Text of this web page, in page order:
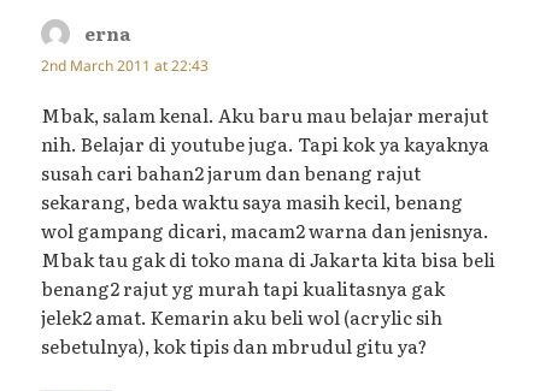
erna
2nd March 2011 at 22:43
Mbak, salam kenal. Aku baru mau belajar merajut
nih. Belajar di youtube juga. Tapi kok ya kayaknya
susah cari bahan2 jarum dan benang rajut
sekarang, beda waktu saya masih kecil, benang
wol gampang dicari, macam2 warna dan jenisnya.
Mbak tau gak di toko mana di Jakarta kita bisa beli
benang2 rajut yg murah tapi kualitasnya gak
jelek2 amat. Kemarin aku beli wol (acrylic sih
sebetulnya), kok tipis dan mbrudul gitu ya?